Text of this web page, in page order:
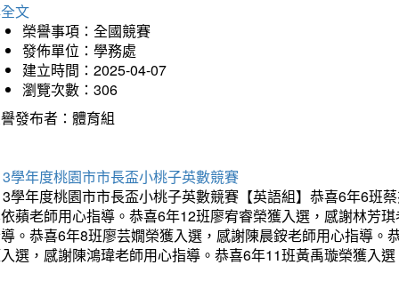
文
榮譽事項：全國競賽
發佈單位：學務處
建立時間：2025-04-07
瀏覽次數：306
發布者：體育組
學年度桃園市市長盃小桃子英數競賽
學年度桃園市市長盃小桃子英數競賽【英語組】恭喜6年6班
蘋老師用心指導。恭喜6年12班廖宥睿榮獲入選，感謝林芳
。恭喜6年8班廖芸嫺榮獲入選，感謝陳晨銨老師用心指導
選，感謝陳鴻瑋老師用心指導。恭喜6年11班黃禹璇榮獲入